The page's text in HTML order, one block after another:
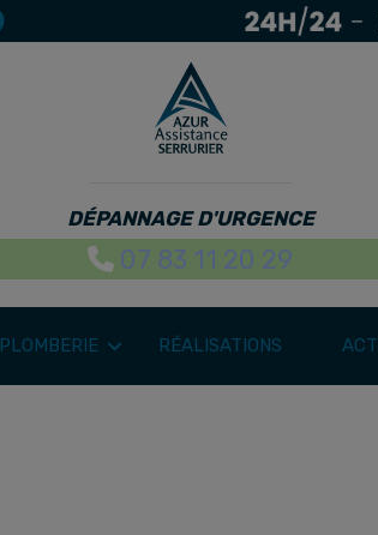
DÉPANNAGE D'URGENCE
07 83 11 20 29
PLOMBERIE RÉALISATIONS